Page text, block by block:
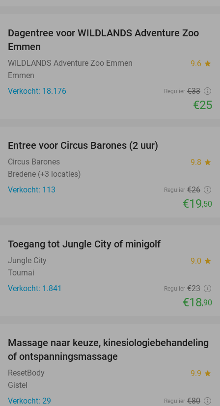
24%
Dagentree voor WILDLANDS Adventure Zoo
Emmen
WILDLANDS Adventure Zoo Emmen 9.6 star
Emmen
Verkocht: 18.176
Regulier €33
€25
Entree voor Circus Barones (2 uur)
Circus Barones 9.8 star
Bredene (+3 locaties)
Verkocht: 113
Regulier €26
€19,50
Toegang tot Jungle City of minigolf
Jungle City 9.0 star
Tournai
Verkocht: 1.841
Regulier €23
€18,90
50%
Massage naar keuze, kinesiologiebehandeling
of ontspanningsmassage
ResetBody 9.9 star
Gistel
Verkocht: 29
Regulier €80